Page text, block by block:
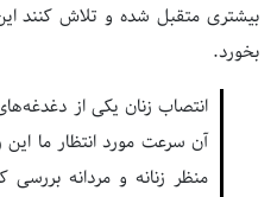
بیشتری متقبل شده و تلاش کنند
بخورد.
انتصاب زنان یکی از
آن سرعت مورد انتظار ما
منظر زنانه و مردانه بررسی